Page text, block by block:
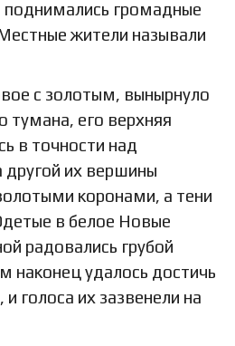
громадные
жители называли
с золотым, вынырнуло
тумана, его верхняя
в точности над
другой их вершины
коронами, а тени
в белое Новые
радовались грубой
наконец удалось достичь
голоса их зазвенели на